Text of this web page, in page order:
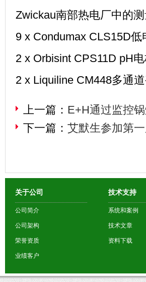
Zwickau南部热电厂中的
9 x Condumax CLS15D低
2 x Orbisint CPS11D pH
2 x Liquiline CM448多通
上一篇： E+H通过监控
下一篇： 艾默生参加第
关于公司
公司简介
公司架构
荣誉资质
业绩客户
技术支持
系统和案例
技术文章
资料下载